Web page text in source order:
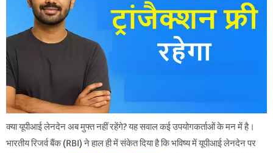
क्या यूपीआई लेनदेन अब मुफ्त नहीं रहेंगे? यह सवाल कई उपयोगकर्ताओं के मन में है।
भारतीय रिजर्व बैंक (RBI) ने हाल ही में संकेत दिया है कि भविष्य में यूपीआई लेनदेन पर